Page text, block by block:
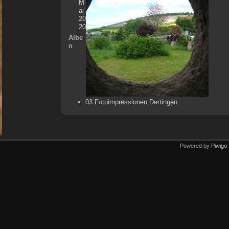
M
ai
20
20
Albe
n
03 Fotoimpressionen Dertingen
Powered by Piwigo